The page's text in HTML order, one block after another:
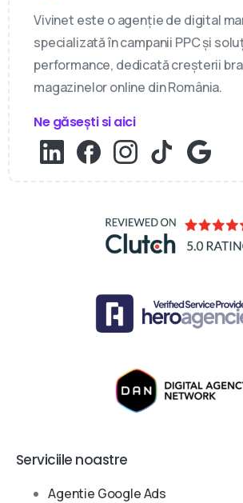
Vivinet este o agenție de digital
specializată în campanii PPC și
performance, dedicată creșterii
magazinelor online din România.
Ne găsești si aici
Serviciile noastre
Agentie Google Ads